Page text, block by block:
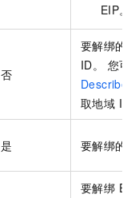
EIP。
否
要解绑的
ID。 您可
取地域 ID
是 要解绑的
要解绑